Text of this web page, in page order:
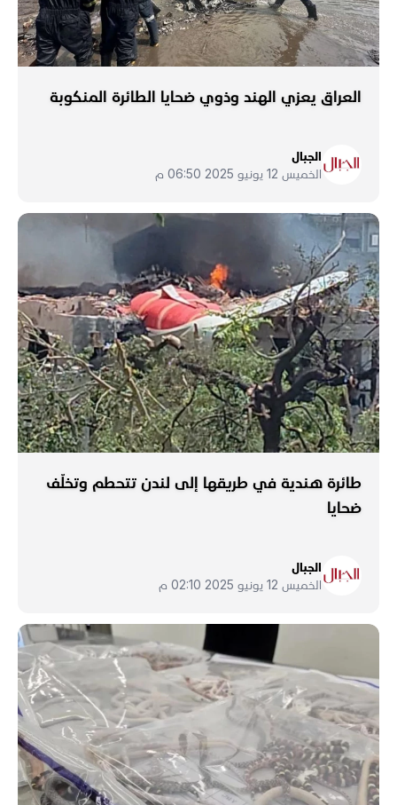
العراق يعزي الهند وذوي ضحايا الطائرة المنكوبة
الجبال
الخميس 12 يونيو 2025 06:50 م
طائرة هندية في طريقها إلى لندن تتحطم وتخلّف
ضحايا
الجبال
الخميس 12 يونيو 2025 02:10 م